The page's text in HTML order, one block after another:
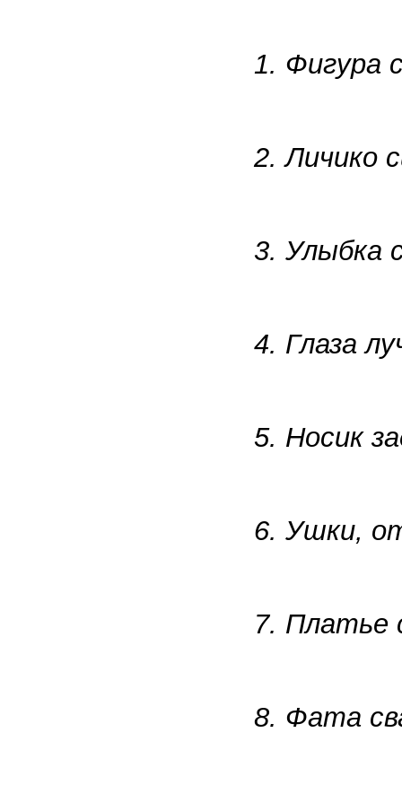
1. Фигура
2. Личико
3. Улыбка
4. Глаза
5. Носик
6. Ушки,
7. Платье
8. Фата